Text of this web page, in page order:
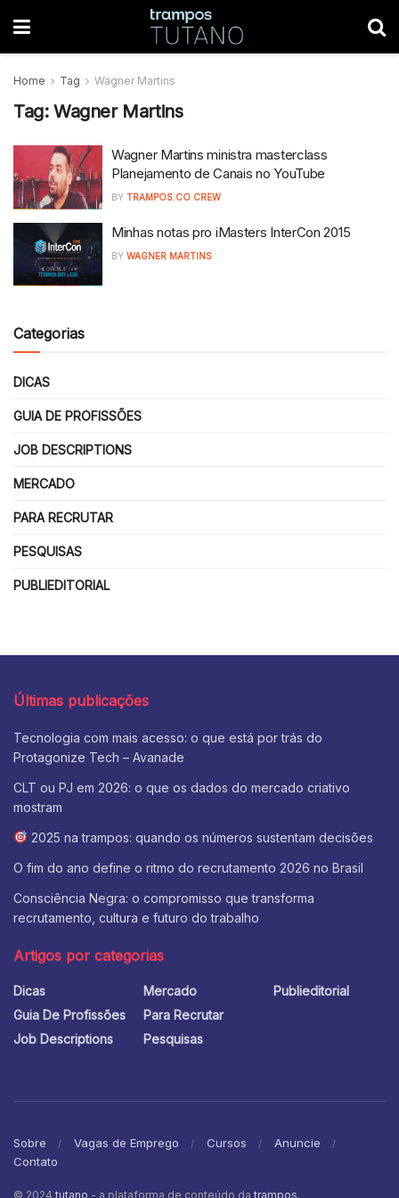
Home Tag Wagner Martins
Tag: Wagner Martins
Wagner Martins ministra masterclass
Planejamento de Canais no YouTube
BY TRAMPOS.CO CREW
Minhas notas pro iMasters InterCon 2015
BY WAGNER MARTINS
Categorias
DICAS
GUIA DE PROFISSÕES
JOB DESCRIPTIONS
MERCADO
PARA RECRUTAR
PESQUISAS
PUBLIEDITORIAL
Últimas publicações
Tecnologia com mais acesso: o que está por trás do
Protagonize Tech – Avanade
CLT ou PJ em 2026: o que os dados do mercado criativo
mostram
2025 na trampos: quando os números sustentam decisões
O fim do ano define o ritmo do recrutamento 2026 no Brasil
Consciência Negra: o compromisso que transforma
recrutamento, cultura e futuro do trabalho
Artigos por categorias
Dicas
Guia De Profissões
Job Descriptions
Mercado
Para Recrutar
Pesquisas
Publieditorial
Sobre Vagas de Emprego Cursos
Anuncie
Contato
© 2024 tutano - a plataforma de conteúdo da trampos.